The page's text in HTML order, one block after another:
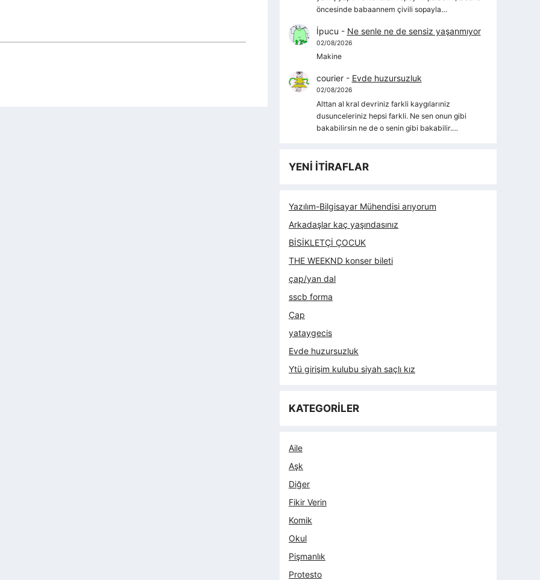
öncesinde babaannem çivili sopayla…
İpucu - Ne senle ne de sensiz yaşanmıyor
02/08/2026
Makine
courier- Evde huzursuzluk
02/08/2026
Alttan al kral devriniz farkli kaygılarıniz
dusunceleriniz hepsi farkli. Ne sen onun gibi
bakabilirsin ne de o senin gibi bakabilir.…
YENİ İTİRAFLAR
Yazılım-Bilgisayar Mühendisi arıyorum
Arkadaşlar kaç yaşındasınız
BİSİKLETÇİ ÇOCUK
THE WEEKND konser bileti
çap/yan dal
sscb forma
Çap
yataygecis
Evde huzursuzluk
Ytü girişim kulubu siyah saçlı kız
KATEGORİLER
Aile
Aşk
Diğer
Fikir Verin
Komik
Okul
Pişmanlık
Protesto